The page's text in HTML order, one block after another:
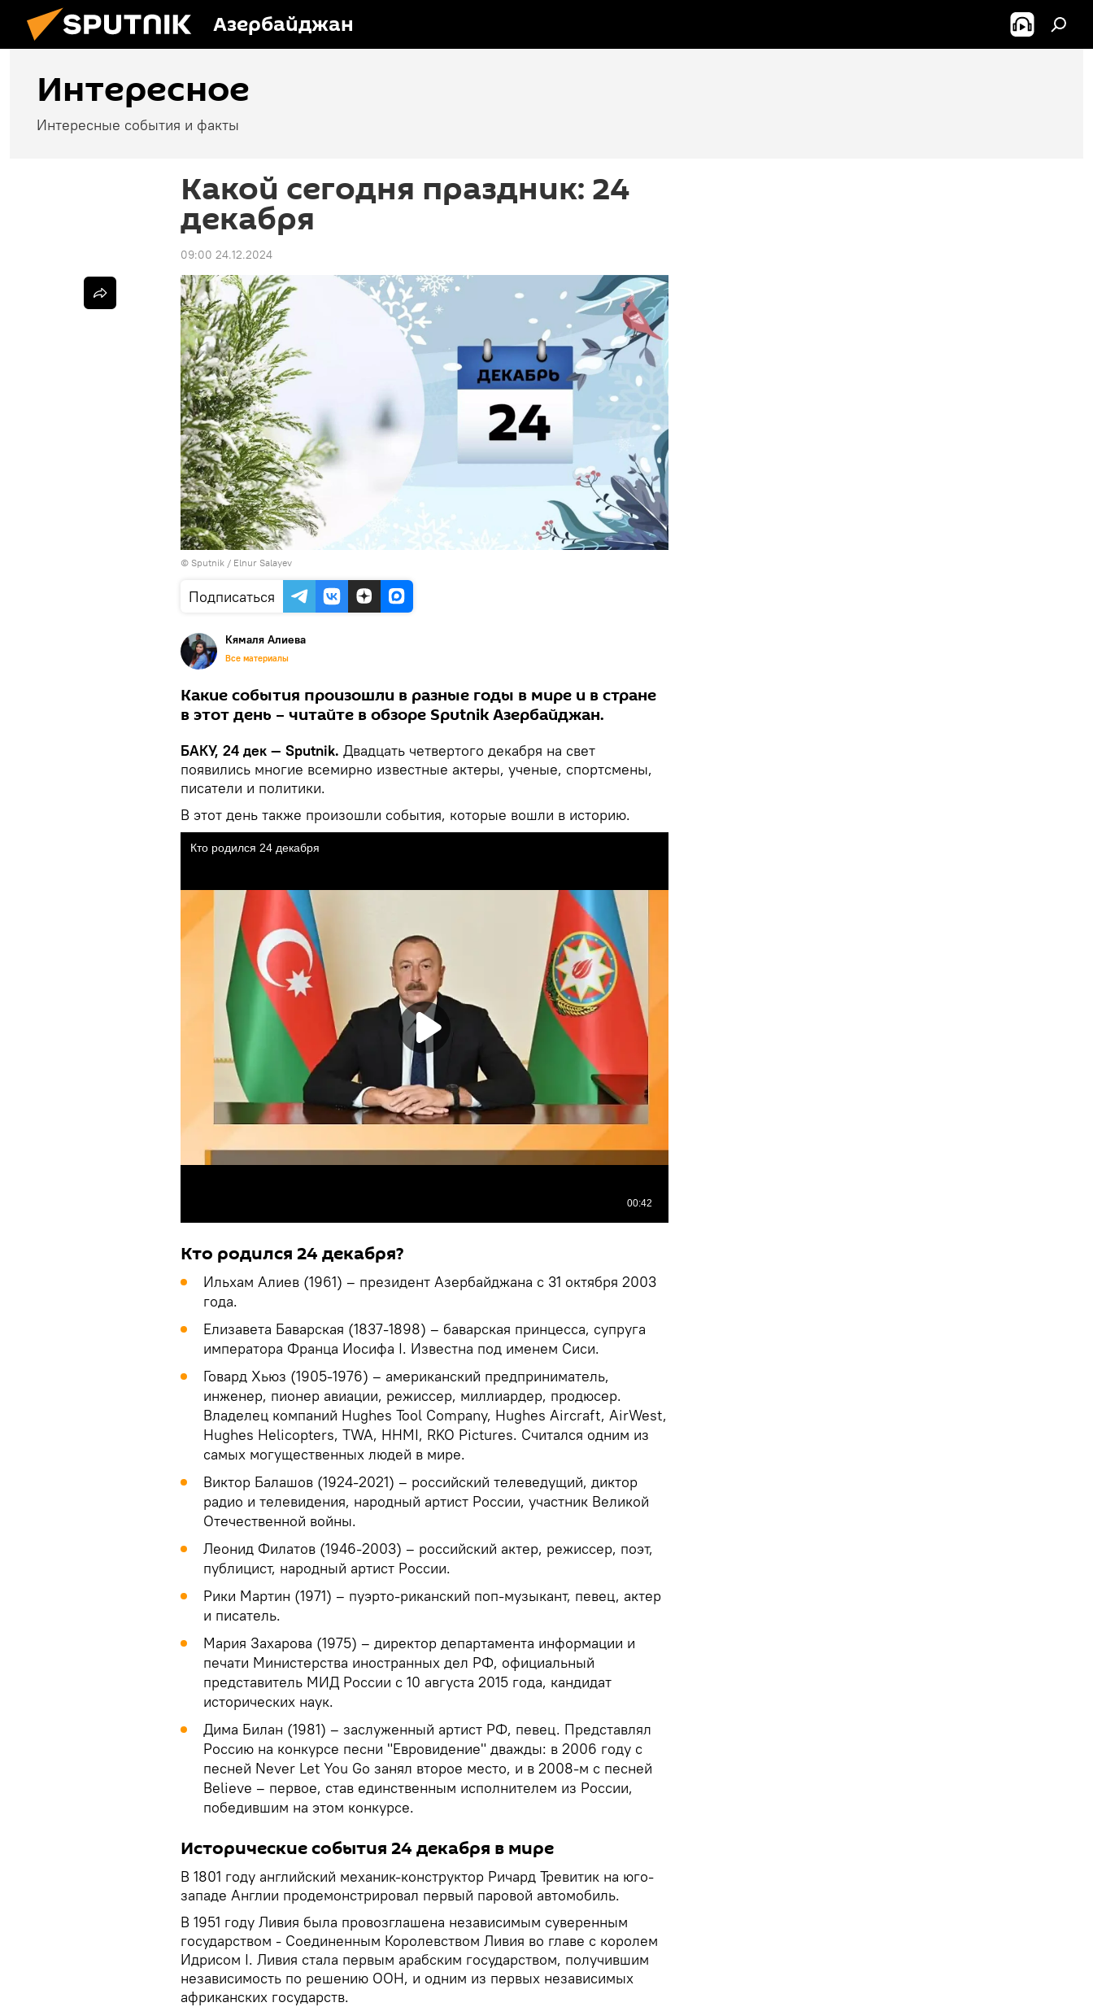
Азербайджан
Интересное
Интересные события и факты
Какой сегодня праздник: 24
декабря
09:00 24.12.2024
© Sputnik / Elnur Salayev
Подписаться
Кямаля Алиева
Все материалы
Какие события произошли в разные годы в мире и в стране
в этот день – читайте в обзоре Sputnik Азербайджан.
БАКУ, 24 дек — Sputnik. Двадцать четвертого декабря на свет
появились многие всемирно известные актеры, ученые, спортсмены,
писатели и политики.
В этот день также произошли события, которые вошли в историю.
Кто родился 24 декабря?
Ильхам Алиев (1961) – президент Азербайджана с 31 октября 2003
года.
Елизавета Баварская (1837-1898) – баварская принцесса, супруга
императора Франца Иосифа I. Известна под именем Сиси.
Говард Хьюз (1905-1976) – американский предприниматель,
инженер, пионер авиации, режиссер, миллиардер, продюсер.
Владелец компаний Hughes Tool Company, Hughes Aircraft, AirWest,
Hughes Helicopters, TWA, HHMI, RKO Pictures. Считался одним из
самых могущественных людей в мире.
Виктор Балашов (1924-2021) – российский телеведущий, диктор
радио и телевидения, народный артист России, участник Великой
Отечественной войны.
Леонид Филатов (1946-2003) – российский актер, режиссер, поэт,
публицист, народный артист России.
Рики Мартин (1971) – пуэрто-риканский поп-музыкант, певец, актер
и писатель.
Мария Захарова (1975) – директор департамента информации и
печати Министерства иностранных дел РФ, официальный
представитель МИД России с 10 августа 2015 года, кандидат
исторических наук.
Дима Билан (1981) – заслуженный артист РФ, певец. Представлял
Россию на конкурсе песни "Евровидение" дважды: в 2006 году с
песней Never Let You Go занял второе место, и в 2008-м с песней
Believe – первое, став единственным исполнителем из России,
победившим на этом конкурсе.
Исторические события 24 декабря в мире
В 1801 году английский механик-конструктор Ричард Тревитик на юго-
западе Англии продемонстрировал первый паровой автомобиль.
В 1951 году Ливия была провозглашена независимым суверенным
государством - Соединенным Королевством Ливия во главе с королем
Идрисом I. Ливия стала первым арабским государством, получившим
независимость по решению ООН, и одним из первых независимых
африканских государств.